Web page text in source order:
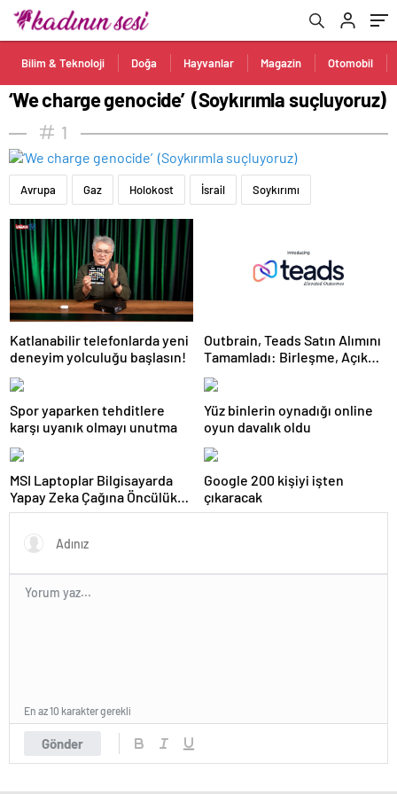
Bilim & Teknoloji Doğa Hayvanlar Magazin Otomobil
‘We charge genocide’ (Soykırımla suçluyoruz)
1
Avrupa Gaz Holokost İsrail Soykırımı
Katlanabilir telefonlarda yeni
deneyim yolculuğu başlasın!
Outbrain, Teads Satın Alımını
Tamamladı: Birleşme, Açık
İnternet için Tüm Kanallarda
Sonuç Odaklı Bir Platform
Oluşturuyor
Spor yaparken tehditlere
karşı uyanık olmayı unutma
Yüz binlerin oynadığı online
oyun davalık oldu
MSI Laptoplar Bilgisayarda
Yapay Zeka Çağına Öncülük
Ediyor
Google 200 kişiyi işten
çıkaracak
Gönder
En az 10 karakter gerekli